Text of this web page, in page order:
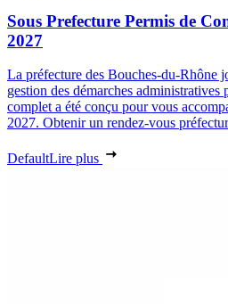
Sous Prefecture Permis de
2027
La préfecture des Bouches-du-Rhône
gestion des démarches
complet a été conçu pour vous
2027. Obtenir un rendez-vous
DefaultLire plus